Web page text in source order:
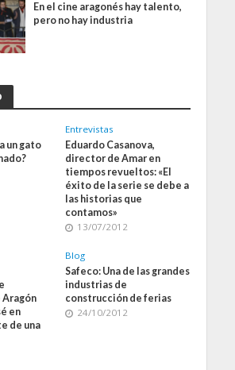
En el cine aragonés hay talento,
pero no hay industria
un gato
Entrevistas
Eduardo Casanova,
director de Amar en
tiempos revueltos: «El
éxito de la serie se debe a
las historias que
contamos»
13/07/2012
en
de una
Blog
Safeco: Una de las grandes
industrias de
construcción de ferias
24/10/2012